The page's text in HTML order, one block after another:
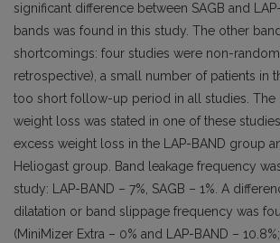
significant difference between SAGB and
bands was found in this study. The other
shortcomings: four studies were non-
retrospective), a small number of patients in
too short follow-up period in all studies. The
weight loss was stated in one of these studies:
excess weight loss in the LAP-BAND group
Heliogast group. Band leakage frequency
study: LAP-BAND – 7%, SAGB – 1%. A
dilatation or band slippage frequency was
(MiniMizer Extra – 0% and LAP-BAND –